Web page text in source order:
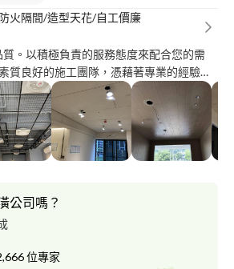
火隔間/造型天花/自工價廉
。以積極負責的服務態度來配合您的需
質良好的施工團隊，憑藉著專業的經驗，
業主提供專門技術之服務提供。輕鋼架/
公司嗎？
位專家